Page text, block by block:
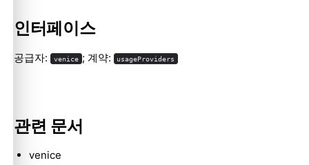
인터페이스
공급자: venice ; 계약: usageProviders
관련 문서
venice